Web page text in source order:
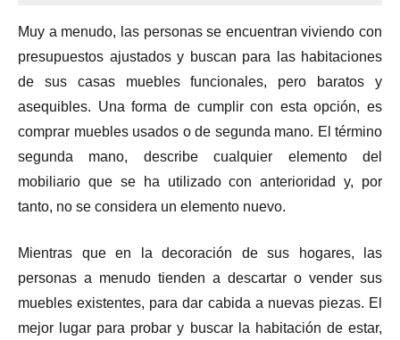
Muy a menudo, las personas se encuentran viviendo con
presupuestos ajustados y buscan para las habitaciones
de sus casas muebles funcionales, pero baratos y
asequibles. Una forma de cumplir con esta opción, es
comprar muebles usados ​​o de segunda mano. El término
segunda mano, describe cualquier elemento del
mobiliario que se ha utilizado con anterioridad y, por
tanto, no se considera un elemento nuevo.
Mientras que en la decoración de sus hogares, las
personas a menudo tienden a descartar o vender sus
muebles existentes, para dar cabida a nuevas piezas. El
mejor lugar para probar y buscar la habitación de estar,